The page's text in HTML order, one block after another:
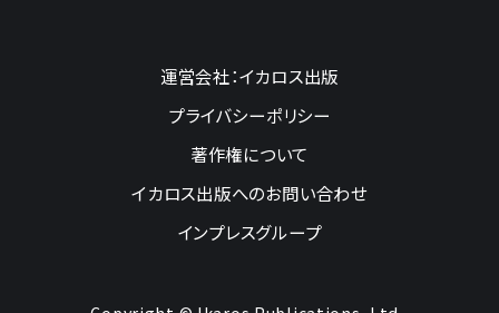
運営会社：イカロス出版
プライバシーポリシー
著作権について
イカロス出版へのお問い合わせ
インプレスグループ